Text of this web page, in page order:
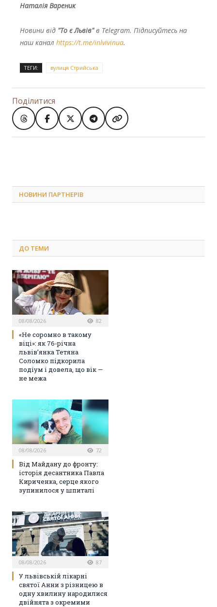
Наталія Вареник
Новини від "То є Львів"в Telegram. Підписуйтесь на
наш канал https://t.me/inlvivinua.
ТЕГИ: вулиця Стрийська
Поділитися
НОВИНИ ПАРТНЕРІВ
ДО ТЕМИ
08/08/2026 82
«Не соромно в такому
віці»: як 76-річна
львів’янка Тетяна
Соломко підкорила
подіум і довела, що вік —
не межа
08/08/2026 72
Від Майдану до фронту:
історія десантника Павла
Кириченка, серце якого
зупинилося у шпиталі
08/08/2026 87
У львівській лікарні
святої Анни з різницею в
одну хвилину народилися
двійнята з окремими